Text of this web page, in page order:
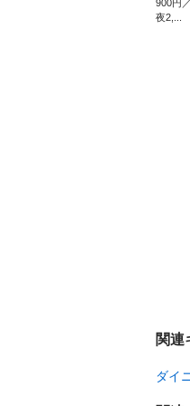
900円
夜2,...
関連
ダイ